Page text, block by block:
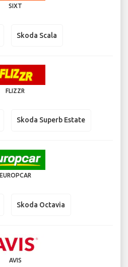
SIXT
Skoda Scala
FLIZZR
Skoda Superb Estate
EUROPCAR
Skoda Octavia
AVIS